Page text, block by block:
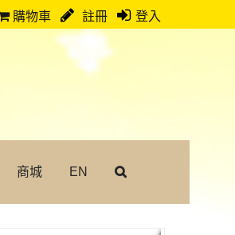
購物車 註冊 登入
商城 EN